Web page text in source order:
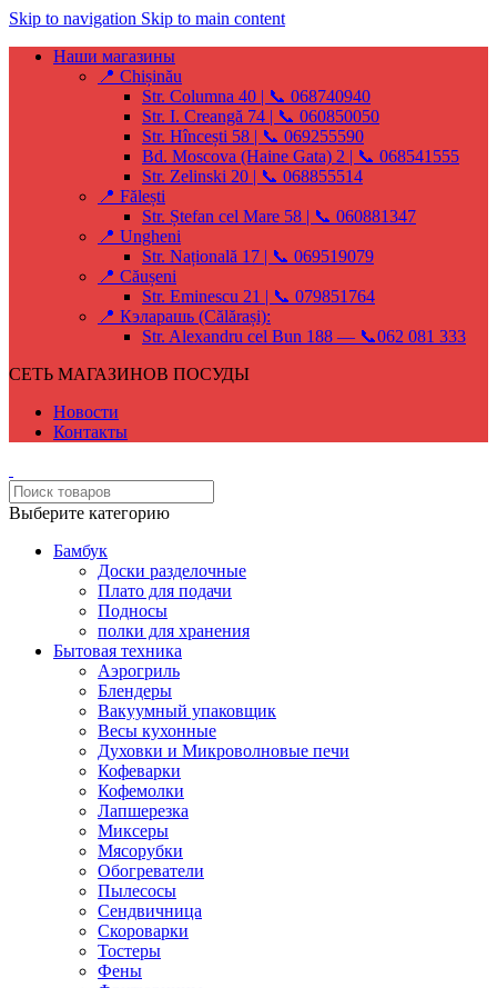
Skip to navigation Skip to main content
Наши магазины
📍 Chișinău
Str. Columna 40 | 📞 068740940
Str. I. Creangă 74 | 📞 060850050
Str. Hîncești 58 | 📞 069255590
Bd. Moscova (Haine Gata) 2 | 📞 068541555
Str. Zelinski 20 | 📞 068855514
📍 Fălești
Str. Ștefan cel Mare 58 | 📞 060881347
📍 Ungheni
Str. Națională 17 | 📞 069519079
📍 Căușeni
Str. Eminescu 21 | 📞 079851764
📍 Кэларашь (Călărași):
Str. Alexandru cel Bun 188 — 📞062 081 333
СЕТЬ МАГАЗИНОВ ПОСУДЫ
Новости
Контакты
Выберите категорию
Бамбук
Доски разделочные
Плато для подачи
Подносы
полки для хранения
Бытовая техника
Аэрогриль
Блендеры
Вакуумный упаковщик
Весы кухонные
Духовки и Микроволновые печи
Кофеварки
Кофемолки
Лапшерезка
Миксеры
Мясорубки
Обогреватели
Пылесосы
Сендвичница
Скороварки
Тостеры
Фены